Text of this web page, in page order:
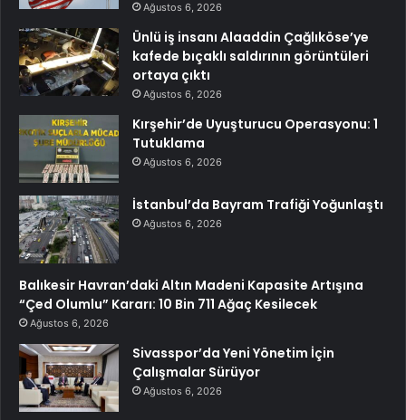
Ağustos 6, 2026
Ünlü iş insanı Alaaddin Çağlıköse’ye
kafede bıçaklı saldırının görüntüleri
ortaya çıktı
Ağustos 6, 2026
Kırşehir’de Uyuşturucu Operasyonu: 1
Tutuklama
Ağustos 6, 2026
İstanbul’da Bayram Trafiği Yoğunlaştı
Ağustos 6, 2026
Balıkesir Havran’daki Altın Madeni Kapasite Artışına
“Çed Olumlu” Kararı: 10 Bin 711 Ağaç Kesilecek
Ağustos 6, 2026
Sivasspor’da Yeni Yönetim İçin
Çalışmalar Sürüyor
Ağustos 6, 2026